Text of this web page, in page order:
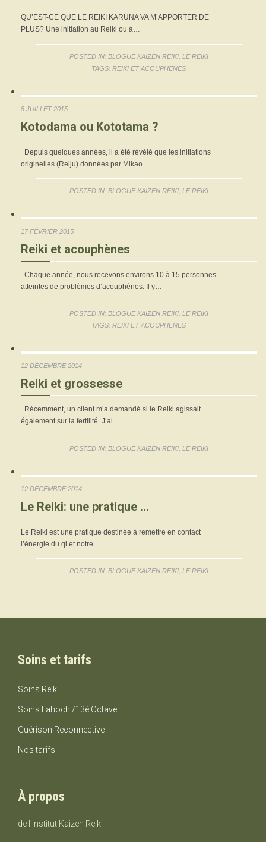
QU’EST-CE QUE LE REIKI KARUNA VA M’APPORTER DE
PLUS? Une initiation au Reiki ou à…
POSTED IN: BLOGUE KAIZEN REIKI, LE REIKI
TAGS:REIKI ET ACOUPHENES
8 JUILLET 2015
Kotodama ou Kototama ?
Depuis quelques années, il a été révélé que les initiations
originelles (Reiju) données par Mikao…
POSTED IN: BLOGUE KAIZEN REIKI, LE REIKI
17 FÉVRIER 2015
Reiki et acouphènes
Chaque année, nous recevons environs 10 à 15 personnes
atteintes de problèmes d’acouphènes. Il y…
POSTED IN: BLOGUE KAIZEN REIKI, LE REIKI
TAGS:REIKI ET ACOUPHENES
12 DÉCEMBRE 2014
Reiki et grossesse
Récemment, un client m’a demandé si le Reiki agissait
également sur la fertilité. J’ai…
POSTED IN: BLOGUE KAIZEN REIKI, LE REIKI
12 DÉCEMBRE 2014
Le Reiki: une pratique …
Le Reiki est une pratique destinée à remettre en contact
l’énergie du qi et notre…
POSTED IN: BLOGUE KAIZEN REIKI, LE REIKI
Soins et tarifs
Soins Reiki
Soins Lahochi/13è Octave
Guérison Reconnective
Nos tarifs
À propos
de l'Institut Kaizen Reiki